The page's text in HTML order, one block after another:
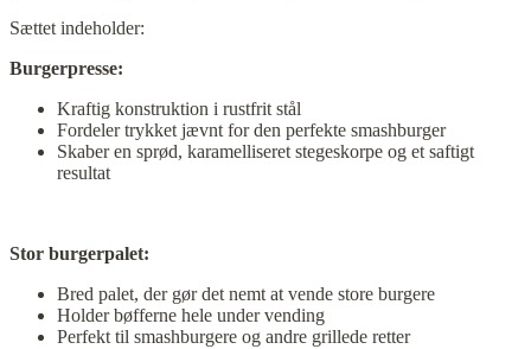
Sættet indeholder:
Burgerpresse:
Kraftig konstruktion i rustfrit stål
Fordeler trykket jævnt for den perfekte smashburger
Skaber en sprød, karamelliseret stegeskorpe og et saftigt
resultat
Stor burgerpalet:
Bred palet, der gør det nemt at vende store burgere
Holder bøfferne hele under vending
Perfekt til smashburgere og andre grillede retter